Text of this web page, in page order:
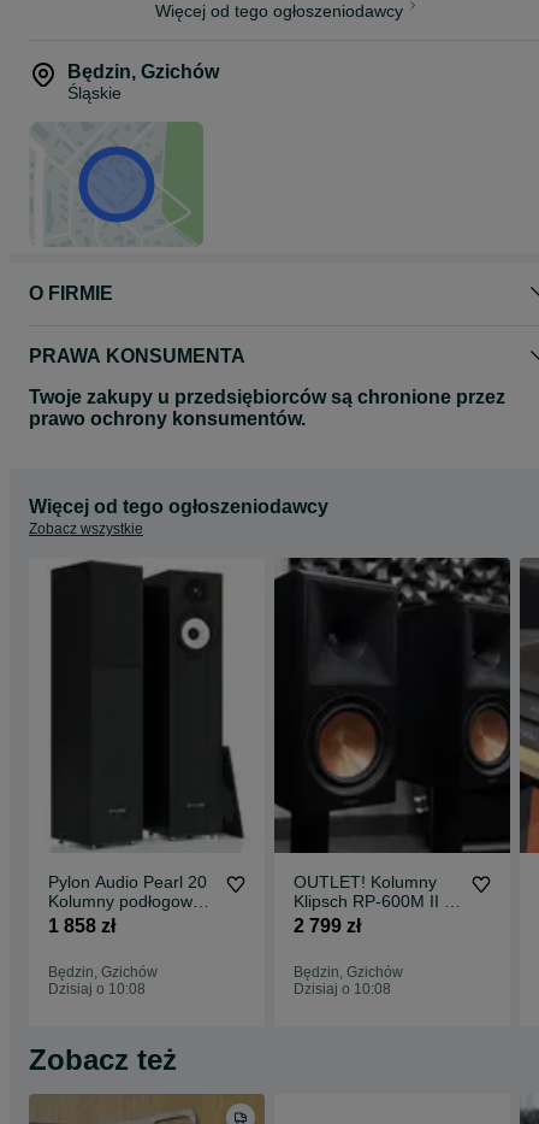
Więcej od tego ogłoszeniodawcy
Będzin, Gzichów
Śląskie
O FIRMIE
PRAWA KONSUMENTA
Twoje zakupy u przedsiębiorców są chronione przez
prawo ochrony konsumentów.
Więcej od tego ogłoszeniodawcy
Zobacz wszystkie
Pylon Audio Pearl 20
Kolumny podłogowe
OUTLET! Czarne /
1 858 zł
Będzin, Gzichów
Dzisiaj o 10:08
OUTLET! Kolumny
Klipsch RP-600M II -
Najtaniej w sieci, cena
2 799 zł
Będzin, Gzichów
Dzisiaj o 10:08
Zobacz też